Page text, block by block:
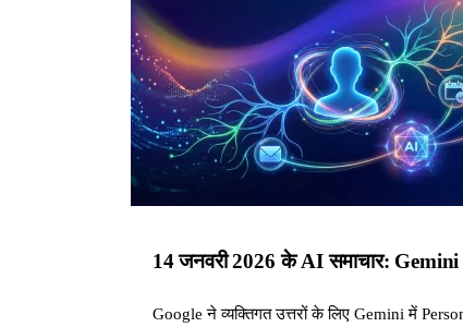
14 जनवरी 2026 के AI समाचार:
Google ने व्यक्तिगत उत्तरों के लिए Gemini में